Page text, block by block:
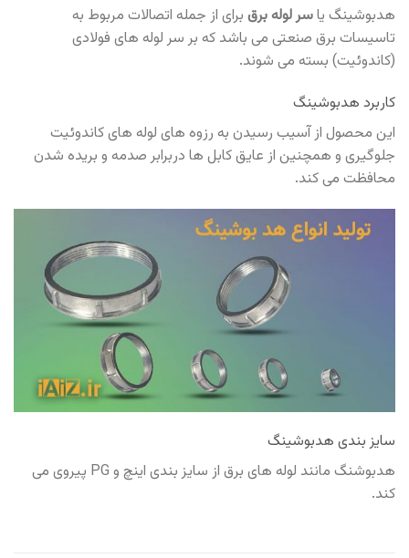
هدبوشینگ یاسر لوله برق برای از جمله اتصالات مربوط به
تاسیسات برق صنعتی می باشد که بر سر لوله های فولادی
(کاندوئیت) بسته می شوند.
کاربرد هدبوشینگ
این محصول از آسیب رسیدن به رزوه های لوله های کاندوئیت
جلوگیری و همچنین از عایق کابل ها دربرابر صدمه و بریده شدن
محافظت می کند.
سایز بندی هدبوشینگ
هدبوشنگ مانند لوله های برق از سایز بندی اینچ و PG پیروی می
کند.